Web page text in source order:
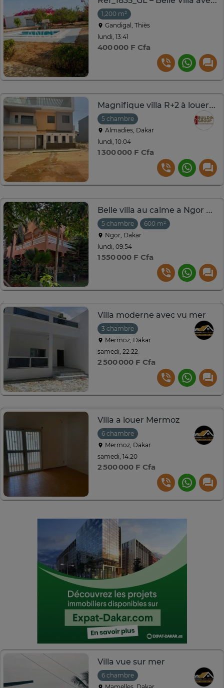
1,200 m²
Gandigal, Thiès
lundi, 13:41
400 000 F Cfa
Magnifique villa R+2 à louer au almadie
5 chambre
Almadies, Dakar
lundi, 10:04
1 300 000 F Cfa
Belle villa au calme a Ngor Diarama
5 chambre
600 m²
Ngor, Dakar
lundi, 09:54
1 550 000 F Cfa
Villa moderne avec vu mer
3 chambre
Mermoz, Dakar
samedi, 22:22
2 500 000 F Cfa
Villa a louer Mermoz
6 chambre
Mermoz, Dakar
samedi, 14:20
2 500 000 F Cfa
Villa vue sur mer
6 chambre